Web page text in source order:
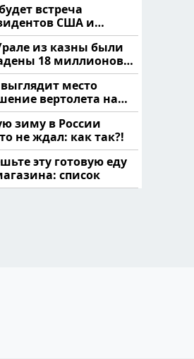
встреча
США и
Европа?
из казны были
18 миллионов
место
вертолета на
смотреть
зиму в России
не ждал: как так?!
эту готовую еду
список